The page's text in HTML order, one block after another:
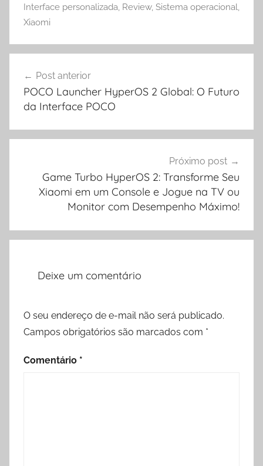
Interface personalizada, Review, Sistema operacional,
Xiaomi
de
Post
Post anterior
POCO Launcher HyperOS 2 Global: O Futuro
da Interface POCO
Próximo post
Game Turbo HyperOS 2: Transforme Seu
Xiaomi em um Console e Jogue na TV ou
Monitor com Desempenho Máximo!
Deixe um comentário
O seu endereço de e-mail não será publicado.
Campos obrigatórios são marcados com *
Comentário *